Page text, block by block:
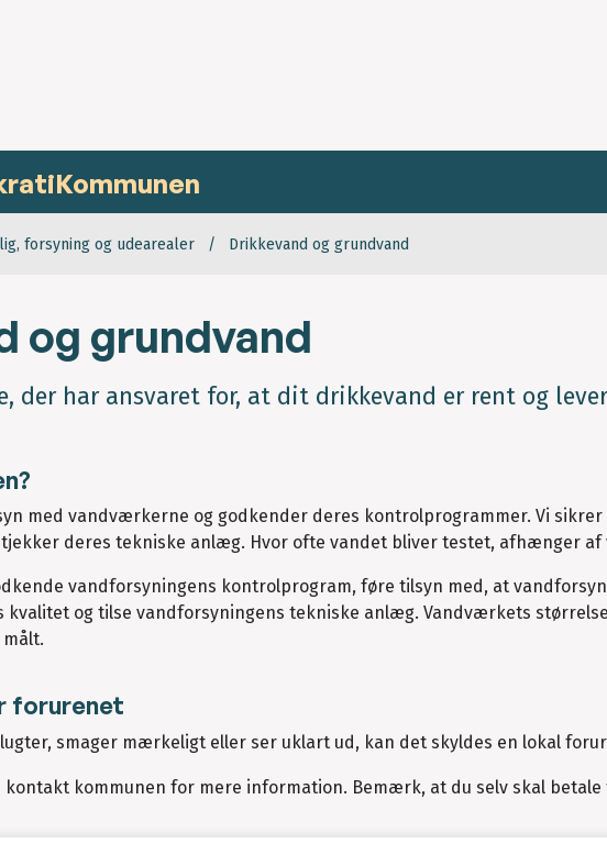
Kommunen
forsyning og udearealer Drikkevand og grundvand
og grundvand
der har ansvaret for, at dit drikkevand er rent og
med vandværkerne og godkender deres kontrolprogrammer. Vi
deres tekniske anlæg. Hvor ofte vandet bliver testet, afhænger
vandforsyningens kontrolprogram, føre tilsyn med, at
kvalitet og tilse vandforsyningens tekniske anlæg. Vandværkets
forurenet
smager mærkeligt eller ser uklart ud, kan det skyldes en lokal
kontakt kommunen for mere information. Bemærk, at du selv skal betale